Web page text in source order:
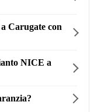
Carugate con
NICE a